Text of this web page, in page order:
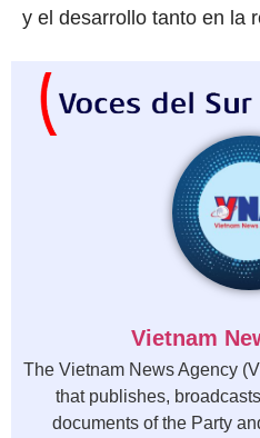
y el desarrollo tanto en la
Vietnam
The Vietnam News Agency
that publishes,
documents of the Party